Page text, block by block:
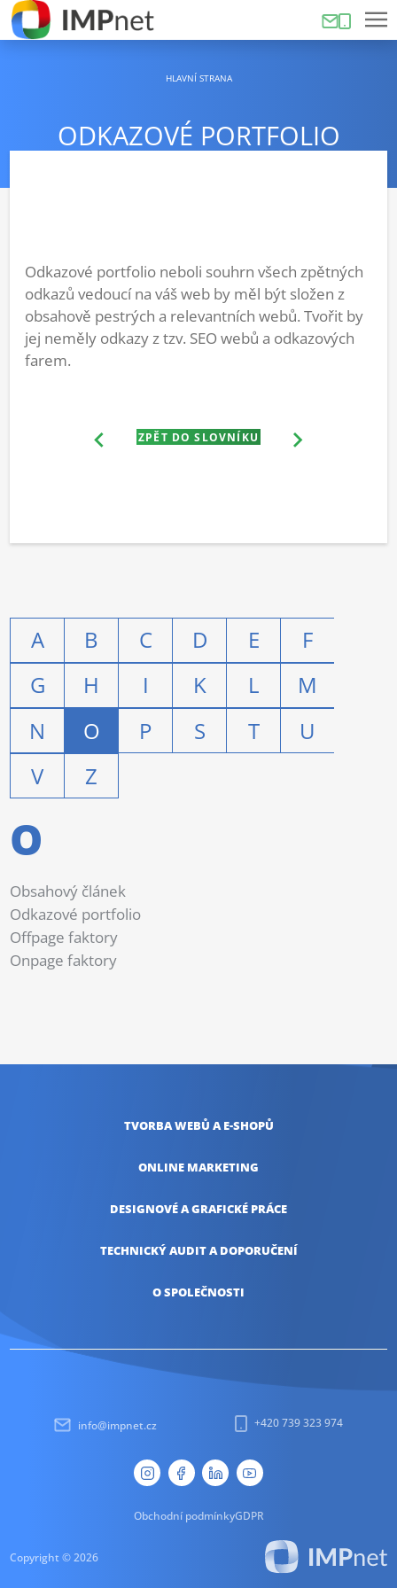
HLAVNÍ STRANA
ODKAZOVÉ PORTFOLIO
Odkazové portfolio neboli souhrn všech zpětných
odkazů vedoucí na váš web by měl být složen z
obsahově pestrých a relevantních webů. Tvořit by
jej neměly odkazy z tzv. SEO webů a odkazových
farem.
ZPĚT DO SLOVNÍKU
A B C D E
F
G
H I K L
M
N
O P S T
U
V
Z
O
Obsahový článek
Odkazové portfolio
Offpage faktory
Onpage faktory
TVORBA WEBŮ A E-SHOPŮ
ONLINE MARKETING
DESIGNOVÉ AGRAFICKÉ PRÁCE
TECHNICKÝ AUDITA DOPORUČENÍ
O SPOLEČNOSTI
info@impnet.cz +420 739 323 974
Obchodní podmínkyGDPR
Copyright © 2026